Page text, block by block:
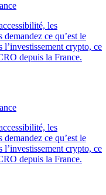
les
ce qu’est le
crypto, ce
depuis la France.
les
ce qu’est le
crypto, ce
depuis la France.